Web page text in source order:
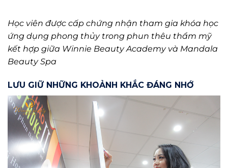
Học viên được cấp chứng nhận tham gia khóa học
ứng dụng phong thủy trong phun thêu thẩm mỹ
kết hợp giữa Winnie Beauty Academy và Mandala
Beauty Spa
LƯU GIỮ NHỮNG KHOẢNH KHẮC ĐÁNG NHỚ